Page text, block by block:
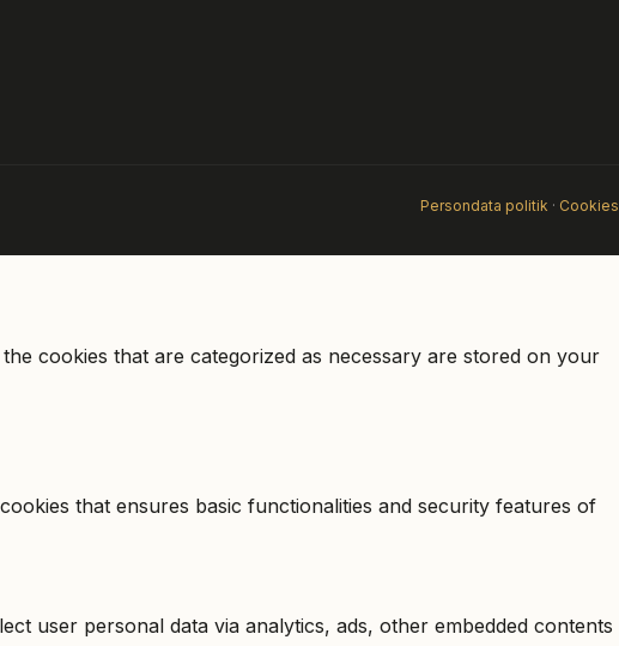
Persondata politik · Cookies
cookies that are categorized as necessary are stored on your
that ensures basic functionalities and security features of
user personal data via analytics, ads, other embedded contents